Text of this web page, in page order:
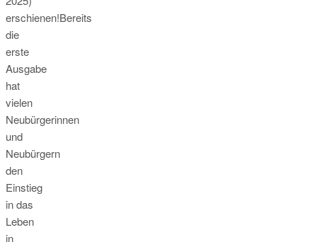
erschienen!Bereits
die
erste
Ausgabe
hat
vielen
Neubürgerinnen
und
Neubürgern
den
Einstieg
in das
Leben
in